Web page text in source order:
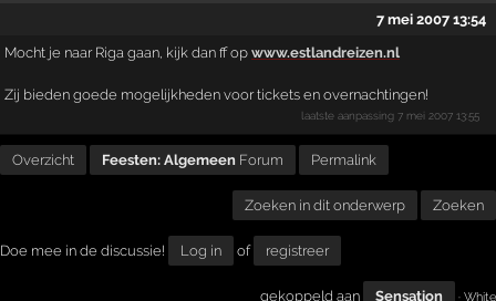
7 mei 2007 13:54
Mocht je naar Riga gaan, kijk dan ff op www.estlandreizen.nl
Zij bieden goede mogelijkheden voor tickets en overnachtingen!
laatste aanpassing7 mei 2007 13:55
Overzicht Feesten: Algemeen Forum Permalink
Zoeken in dit onderwerp Zoeken
Doe mee in de discussie! Log in of registreer
gekoppeld aan Sensation · White